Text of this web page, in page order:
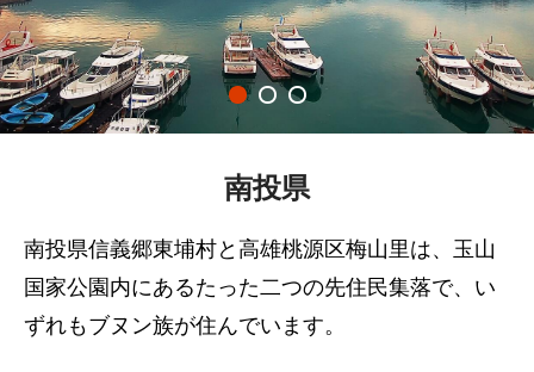
南投県
南投県信義郷東埔村と高雄桃源区梅山里は、玉山
国家公園内にあるたった二つの先住民集落で、い
ずれもブヌン族が住んでいます。